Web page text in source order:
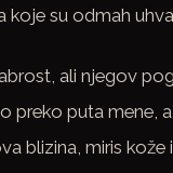
su odmah
ali njegov
preko puta mene,
blizina, miris